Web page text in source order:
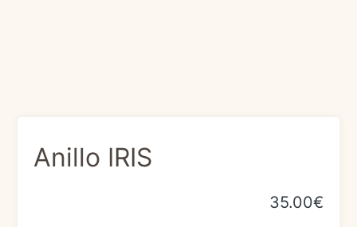
Anillo IRIS
35.00€